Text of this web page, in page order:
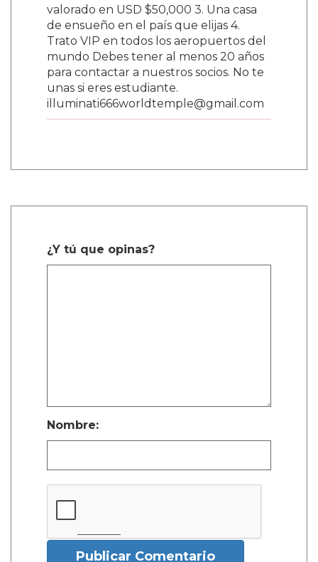
valorado en USD $50,000 3. Una casa
de ensueño en el país que elijas 4.
Trato VIP en todos los aeropuertos del
mundo Debes tener al menos 20 años
para contactar a nuestros socios. No te
unas si eres estudiante.
illuminati666worldtemple@gmail.com
¿Y tú que opinas?
Nombre:
Publicar Comentario